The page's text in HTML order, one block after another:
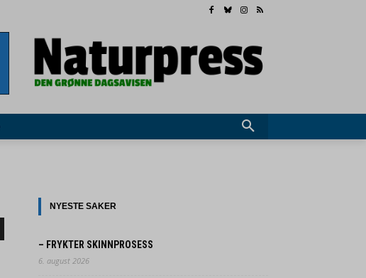
NYESTE SAKER
– FRYKTER SKINNPROSESS
6. august 2026